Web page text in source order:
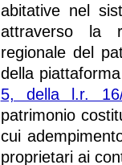
abitative nel
attraverso la
regionale del
della
5, della l.r. 16/
patrimonio
cui
proprietari ai